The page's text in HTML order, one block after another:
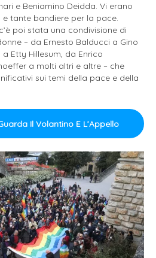
e Beniamino Deidda. Vi erano
tante bandiere per la pace.
poi stata una condivisione di
– da Ernesto Balducci a Gino
Etty Hillesum, da Enrico
a molti altri e altre – che
sui temi della pace e della
Il Volantino E L’Appello